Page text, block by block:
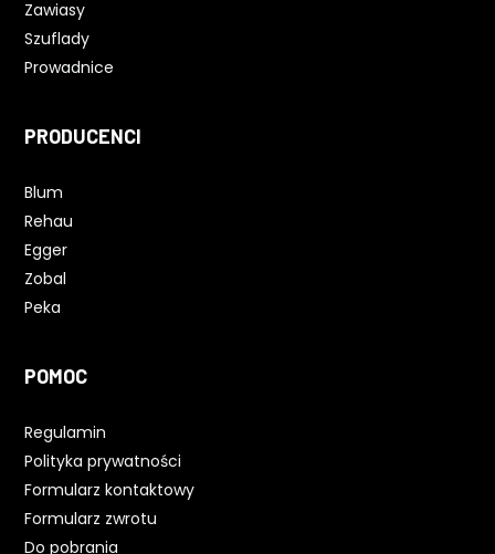
Zawiasy
Szuflady
Prowadnice
PRODUCENCI
Blum
Rehau
Egger
Zobal
Peka
POMOC
Regulamin
Polityka prywatności
Formularz kontaktowy
Formularz zwrotu
Do pobrania